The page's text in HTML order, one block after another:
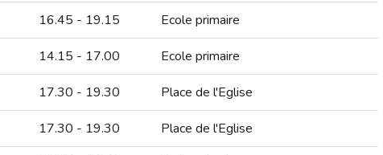
16.45 - 19.15 Ecole primaire
14.15 - 17.00 Ecole primaire
17.30 - 19.30 Place de l'Eglise
17.30 - 19.30 Place de l'Eglise